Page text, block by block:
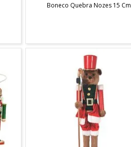
Boneco Quebra Nozes 15 Cm